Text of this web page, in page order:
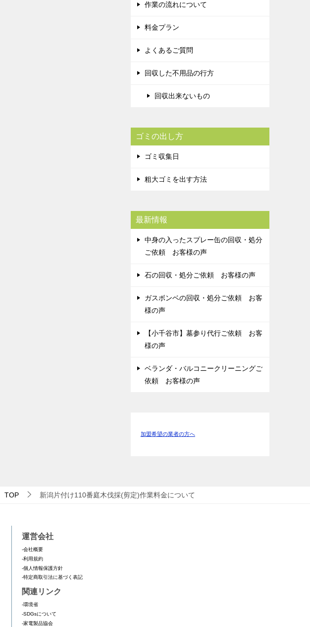
作業の流れについて
料金プラン
よくあるご質問
回収した不用品の行方
回収出来ないもの
ゴミの出し方
ゴミ収集日
粗大ゴミを出す方法
最新情報
中身の入ったスプレー缶の回収・処分
ご依頼 お客様の声
石の回収・処分ご依頼 お客様の声
ガスボンベの回収・処分ご依頼 お客
様の声
【小千谷市】墓参り代行ご依頼 お客
様の声
ベランダ・バルコニークリーニングご
依頼 お客様の声
加盟希望の業者の方へ
TOP 新潟片付け110番庭木伐採(剪定)作業料金について
運営会社
-会社概要
-利用規約
-個人情報保護方針
-特定商取引法に基づく表記
関連リンク
-環境省
-SDGsについて
-家電製品協会